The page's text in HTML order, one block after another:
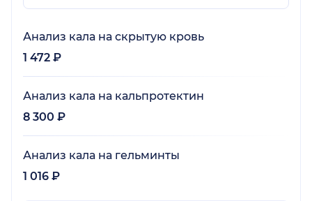
Анализ кала на скрытую кровь
1 472 ₽
Анализ кала на кальпротектин
8 300 ₽
Анализ кала на гельминты
1 016 ₽